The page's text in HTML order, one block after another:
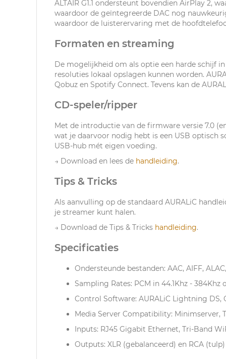
ALTAIR G1.1 ondersteunt bovendien AirPlay 2,
waardoor de geïntegreerde DAC nog
waardoor de luisterervaring met de
Formaten en streaming
De mogelijkheid om als optie een harde schijf
resoluties lokaal opslagen kunnen worden.
Qobuz en Spotify Connect. Tevens kan de
CD-speler/ripper
Met de introductie van de firmware versie 7.0
wat je daarvoor nodig hebt is een USB optisch
USB-hub mét eigen voeding.
→ Download en lees de handleiding.
Tips & Tricks
Als aanvulling op de standaard AURALiC
je streamer kunt halen.
→ Download de Tips & Tricks handleiding.
Specificaties
Ondersteunde bestanden: AAC, AIFF,
Sampling Rates: PCM in 44.1Khz - 384Khz
Control Software: AURALiC Lightning
Media Server Compatibility: Minimserver,
Inputs: RJ45 Gigabit Ethernet, Tri-Band
Outputs: XLR (gebalanceerd) en RCA